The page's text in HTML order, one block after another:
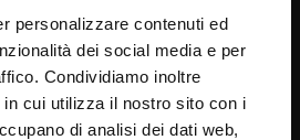
personalizzare contenuti ed
dei social media e per
Condividiamo inoltre
cui utilizza il nostro sito con i
di analisi dei dati web,